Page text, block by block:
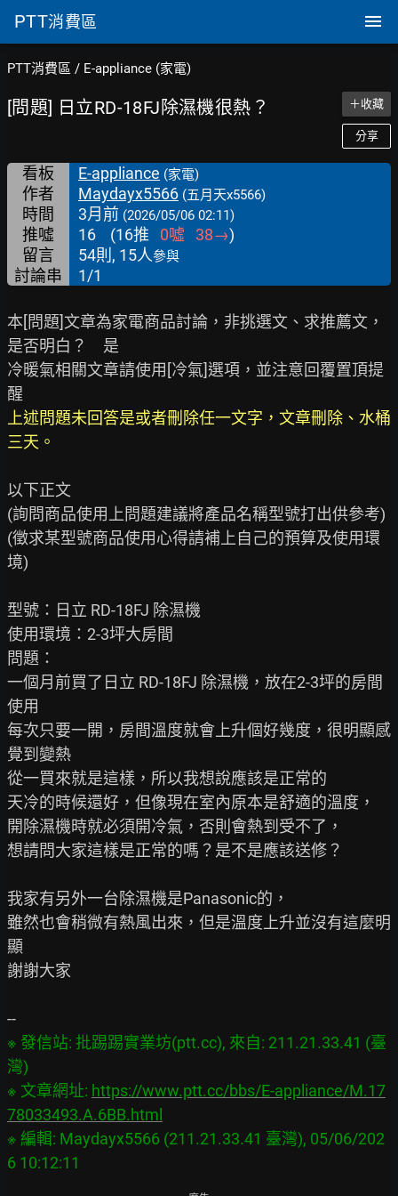
PTT消費區
PTT消費區 / E-appliance (家電)
[問題] 日立RD-18FJ除濕機很熱？ ＋收藏
分享
看板 E-appliance (家電)
作者 Maydayx5566 (五月天x5566)
時間 3月前 (2026/05/06 02:11)
推噓 16 (16推 0噓 38→)
留言
54則, 15人參與
討論串 1/1
本[問題]文章為家電商品討論，非挑選文、求推薦文，
是否明白？　是
冷暖氣相關文章請使用[冷氣]選項，並注意回覆置頂提
上述問題未回答是或者刪除任一文字，文章刪除、水桶
三天。
以下正文
(詢問商品使用上問題建議將產品名稱型號打出供參考)
(徵求某型號商品使用心得請補上自己的預算及使用環
境)
型號：日立 RD-18FJ 除濕機
使用環境：2-3坪大房間
問題：
一個月前買了日立 RD-18FJ 除濕機，放在2-3坪的房間
使用
每次只要一開，房間溫度就會上升個好幾度，很明顯感
覺到變熱
從一買來就是這樣，所以我想說應該是正常的
天冷的時候還好，但像現在室內原本是舒適的溫度，
開除濕機時就必須開冷氣，否則會熱到受不了，
想請問大家這樣是正常的嗎？是不是應該送修？
我家有另外一台除濕機是Panasonic的，
雖然也會稍微有熱風出來，但是溫度上升並沒有這麼明
顯
謝謝大家
※ 發信站: 批踢踢實業坊(ptt.cc), 來自: 211.21.33.41 (臺
灣)
※ 文章網址: https://www.ptt.cc/bbs/E-appliance/M.17
78033493.A.6BB.html
※ 編輯: Maydayx5566 (211.21.33.41 臺灣), 05/06/202